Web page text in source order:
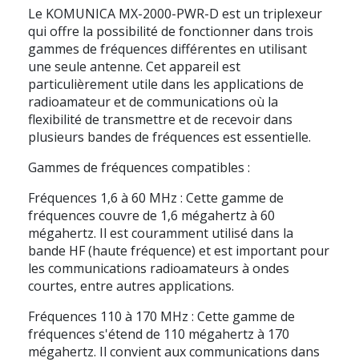
Le KOMUNICA MX-2000-PWR-D est un triplexeur
qui offre la possibilité de fonctionner dans trois
gammes de fréquences différentes en utilisant
une seule antenne. Cet appareil est
particulièrement utile dans les applications de
radioamateur et de communications où la
flexibilité de transmettre et de recevoir dans
plusieurs bandes de fréquences est essentielle.
Gammes de fréquences compatibles :
Fréquences 1,6 à 60 MHz : Cette gamme de
fréquences couvre de 1,6 mégahertz à 60
mégahertz. Il est couramment utilisé dans la
bande HF (haute fréquence) et est important pour
les communications radioamateurs à ondes
courtes, entre autres applications.
Fréquences 110 à 170 MHz : Cette gamme de
fréquences s'étend de 110 mégahertz à 170
mégahertz. Il convient aux communications dans